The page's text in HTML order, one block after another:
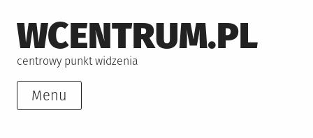
to
content
WCENTRUM.PL
centrowy punkt widzenia
Menu